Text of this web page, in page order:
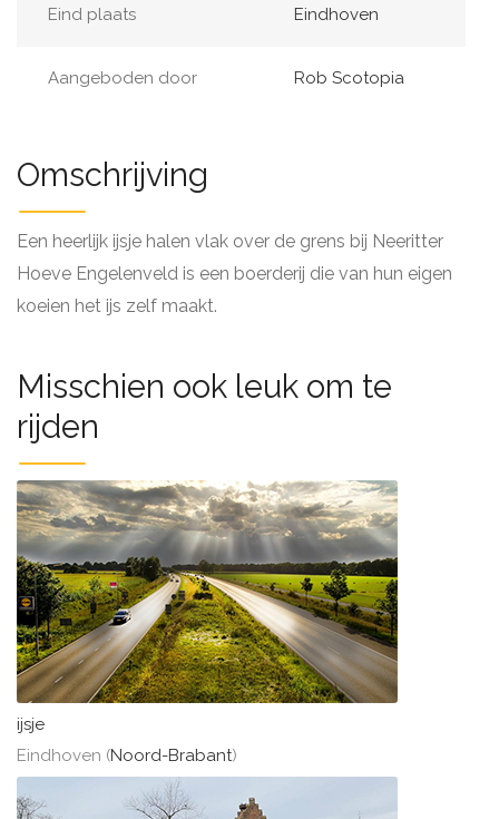
Eind plaats Eindhoven
Aangeboden door Rob Scotopia
Omschrijving
Een heerlijk ijsje halen vlak over de grens bij Neeritter
Hoeve Engelenveld is een boerderij die van hun eigen
koeien het ijs zelf maakt.
Misschien ook leuk om te
rijden
ijsje
Eindhoven (Noord-Brabant)